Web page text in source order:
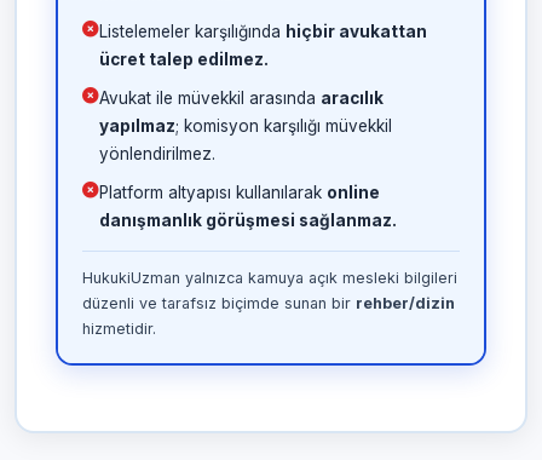
Listelemeler karşılığında hiçbir avukattan
ücret talep edilmez.
Avukat ile müvekkil arasında aracılık
yapılmaz; komisyon karşılığı müvekkil
yönlendirilmez.
Platform altyapısı kullanılarak online
danışmanlık görüşmesi sağlanmaz.
HukukiUzman yalnızca kamuya açık mesleki bilgileri
düzenli ve tarafsız biçimde sunan bir rehber/dizin
hizmetidir.